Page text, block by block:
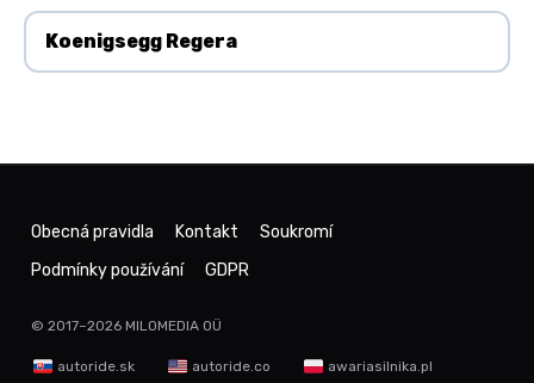
Koenigsegg Regera
Obecná pravidla Kontakt
Soukromí
Podmínky používání
GDPR
© 2017–2026 MILOMEDIA OÜ
autoride.sk autoride.co awariasilnika.pl